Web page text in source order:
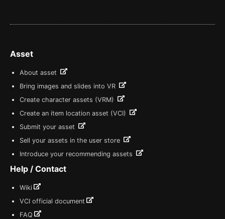
Asset
About asset
Bring images and slides into VR
Create character assets (VRM)
Create an item location asset (VCI)
Submit your asset
Sell your assets in the user store
Introduce your recommending assets
Help / Contact
Wiki
VCI official document
FAQ